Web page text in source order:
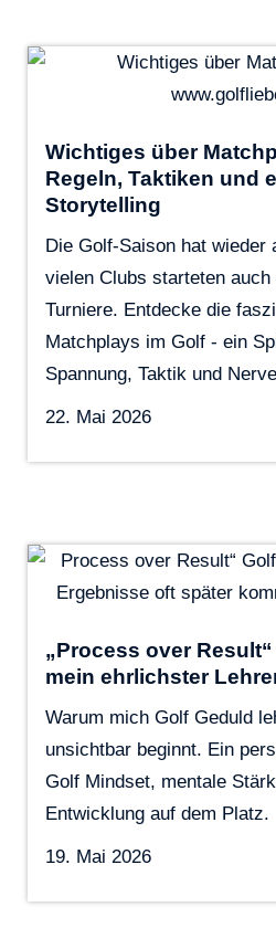
Wichtiges über
Regeln, Taktiken und
Storytelling
Die Golf-Saison hat wieder
vielen Clubs starteten
Turniere. Entdecke die
Matchplays im Golf - ein
Spannung, Taktik und
22. Mai 2026
„Process over
mein ehrlichster
Warum mich Golf Geduld
unsichtbar beginnt. Ein
Golf Mindset, mentale
Entwicklung auf dem Platz.
19. Mai 2026